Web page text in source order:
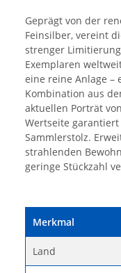
Geprägt von der
Feinsilber, vereint
strenger
Exemplaren
eine reine Anlage –
Kombination aus
aktuellen Porträt
Wertseite
Sammlerstolz.
strahlenden
geringe Stückzahl
Merkmal
Land